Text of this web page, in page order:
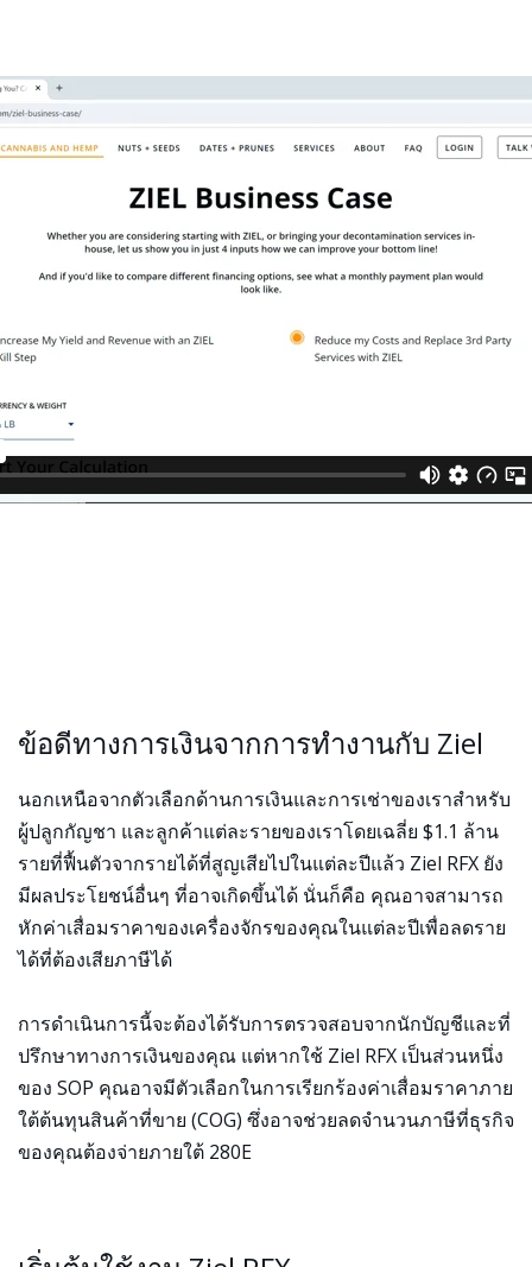
ข้อดีทางการเงินจากการทำงานกับ Ziel
นอกเหนือจากตัวเลือกด้านการเงินและการเช่าของเราสำหรับ
ผู้ปลูกกัญชา และลูกค้าแต่ละรายของเราโดยเฉลี่ย $1.1 ล้าน
รายที่ฟื้นตัวจากรายได้ที่สูญเสียไปในแต่ละปีแล้ว Ziel RFX ยัง
มีผลประโยชน์อื่นๆ ที่อาจเกิดขึ้นได้ นั่นก็คือ คุณอาจสามารถ
หักค่าเสื่อมราคาของเครื่องจักรของคุณในแต่ละปีเพื่อลดราย
ได้ที่ต้องเสียภาษีได้
การดำเนินการนี้จะต้องได้รับการตรวจสอบจากนักบัญชีและที่
ปรึกษาทางการเงินของคุณ แต่หากใช้ Ziel RFX เป็นส่วนหนึ่ง
ของ SOP คุณอาจมีตัวเลือกในการเรียกร้องค่าเสื่อมราคาภาย
ใต้ต้นทุนสินค้าที่ขาย (COG) ซึ่งอาจช่วยลดจำนวนภาษีที่ธุรกิจ
ของคุณต้องจ่ายภายใต้ 280E